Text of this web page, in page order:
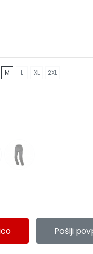
M L XL 2XL
Pošlji